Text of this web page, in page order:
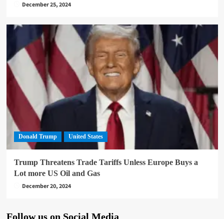
December 25, 2024
Donald Trump United States
Trump Threatens Trade Tariffs Unless Europe Buys a
Lot more US Oil and Gas
December 20, 2024
Follow us on Social Media